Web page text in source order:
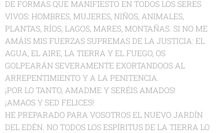
DE FORMAS QUE MANIFIESTO EN TODOS LOS SERES
VIVOS: HOMBRES, MUJERES, NIÑOS, ANIMALES,
PLANTAS, RÍOS, LAGOS, MARES, MONTAÑAS. SI NO ME
AMÁIS MIS FUERZAS SUPREMAS DE LA JUSTICIA: EL
AGUA, EL AIRE, LA TIERRA Y EL FUEGO, OS
GOLPEARÁN SEVERAMENTE EXORTANDOOS AL
ARREPENTIMIENTO Y A LA PENITENCIA.
¡POR LO TANTO, AMADME Y SERÉIS AMADOS!
¡AMAOS Y SED FELICES!
HE PREPARADO PARA VOSOTROS EL NUEVO JARDÍN
DEL EDÉN. NO TODOS LOS ESPÍRITUS DE LA TIERRA LO